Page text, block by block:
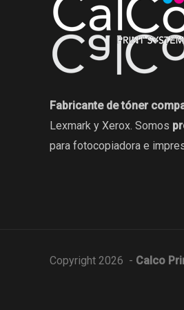
Fabricante de tóner
Lexmark y Xerox. Somos
para fotocopiadora e
Copyright 2026 - Calco